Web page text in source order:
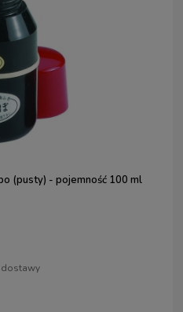
(pusty) - pojemność 100 ml
dostawy